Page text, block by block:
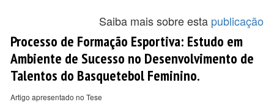
Saiba mais sobre esta publicação
Processo de Formação Esportiva: Estudo em
Ambiente de Sucesso no Desenvolvimento de
Talentos do Basquetebol Feminino.
Artigo apresentado no Tese